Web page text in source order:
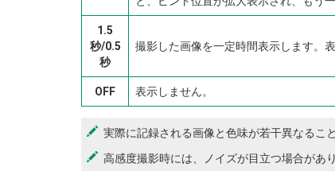
1.5
秒/0.5
秒
撮影した画像を一定時間表示します。
OFF 表示しません。
実際に記録される画像と色味が若干異なるこ
高感度撮影時には、ノイズが目立つ場合があり